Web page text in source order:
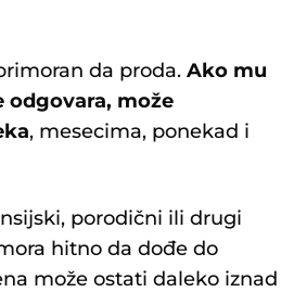
da proda.Ako mu
odgovara, može
, mesecima, ponekad i
porodični ili drugi
hitno da dođe do
može ostati daleko iznad